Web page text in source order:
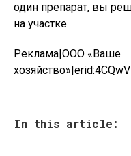
один препарат, вы
на участке.
Реклама|ООО «Ваше
In this article: